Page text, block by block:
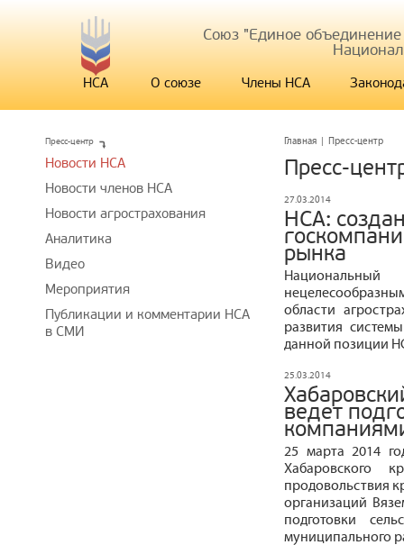
Союз "Единое
НСА О союзе Члены НСА
Главная | Пресс-центр
Пресс-
27.03.2014
НСА:
рынка
области
развития
данной позиции
25.03.2014
ведет
25 марта 2014
Хабаровского
продовольствия
организаций
подготовки
муниципального
Пресс-центр
Новости НСА
Новости членов НСА
Новости агрострахования
Аналитика
Видео
Мероприятия
Публикации и комментарии НСА
в СМИ